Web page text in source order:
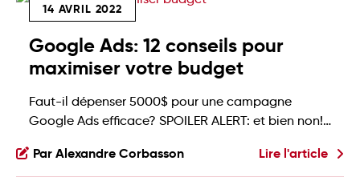
visionnées chaque seconde, pour un total de plus
chaque jour. Imaginez le potentiel pour […]
14 AVRIL 2022
Google Ads: 12 conseils pour
maximiser votre budget
Faut-il dépenser 5000$ pour une campagne
Google Ads efficace? SPOILER ALERT: et bien non!
avantages de la publicité CPC (coût par clic). Quel
que soit le montant alloué, et même si c’est 5$,
Par Alexandre Corbasson Lire l'article